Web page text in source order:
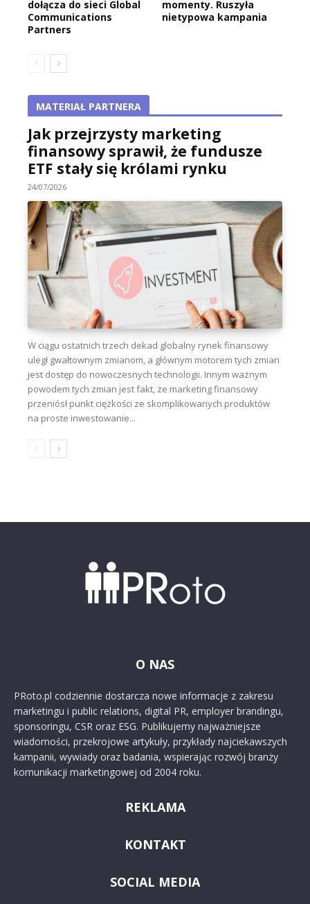
dołącza do sieci Global
Communications
Partners
momenty. Ruszyła
nietypowa kampania
MATERIAŁ PARTNERA
Jak przejrzysty marketing
finansowy sprawił, że fundusze
ETF stały się królami rynku
24/07/2026
W ciągu ostatnich trzech dekad globalny rynek finansowy
uległ gwałtownym zmianom, a głównym motorem tych zmian
jest dostęp do nowoczesnych technologii. Innym ważnym
powodem tych zmian jest fakt, że marketing finansowy
przeniósł punkt ciężkości ze skomplikowanych produktów
na proste inwestowanie...
O NAS
PRoto.pl codziennie dostarcza nowe informacje z zakresu
marketingu i public relations, digital PR, employer brandingu,
sponsoringu, CSR oraz ESG. Publikujemy najważniejsze
wiadomości, przekrojowe artykuły, przykłady najciekawszych
kampanii, wywiady oraz badania, wspierając rozwój branży
komunikacji marketingowej od 2004 roku.
REKLAMA
KONTAKT
SOCIAL MEDIA